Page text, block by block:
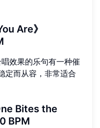
Are》
效果的乐句有一种催
定而从容，非常适合
Bites the
BPM